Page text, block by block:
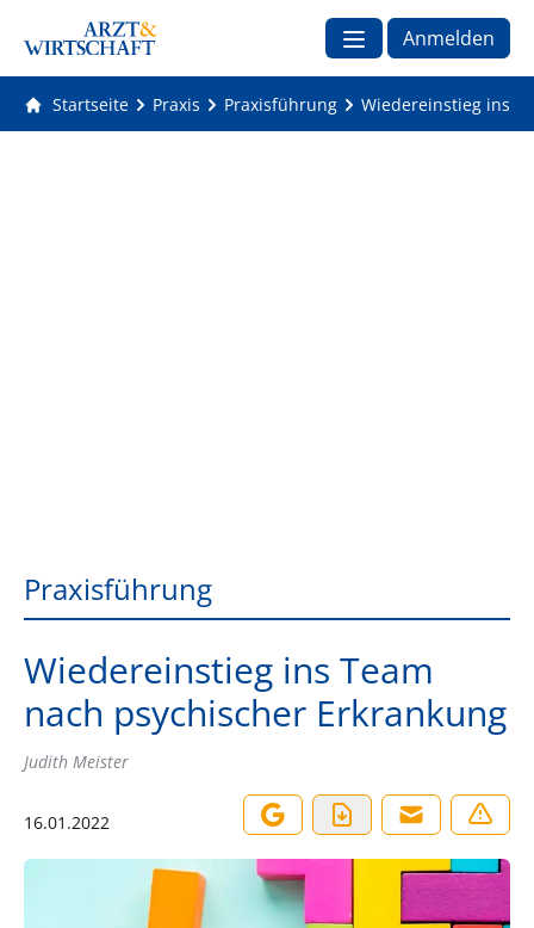
Anmelden
Startseite Praxis Praxisführung Wiedereinstieg ins
Praxisführung
Wiedereinstieg ins Team
nach psychischer Erkrankung
Judith Meister
16.01.2022